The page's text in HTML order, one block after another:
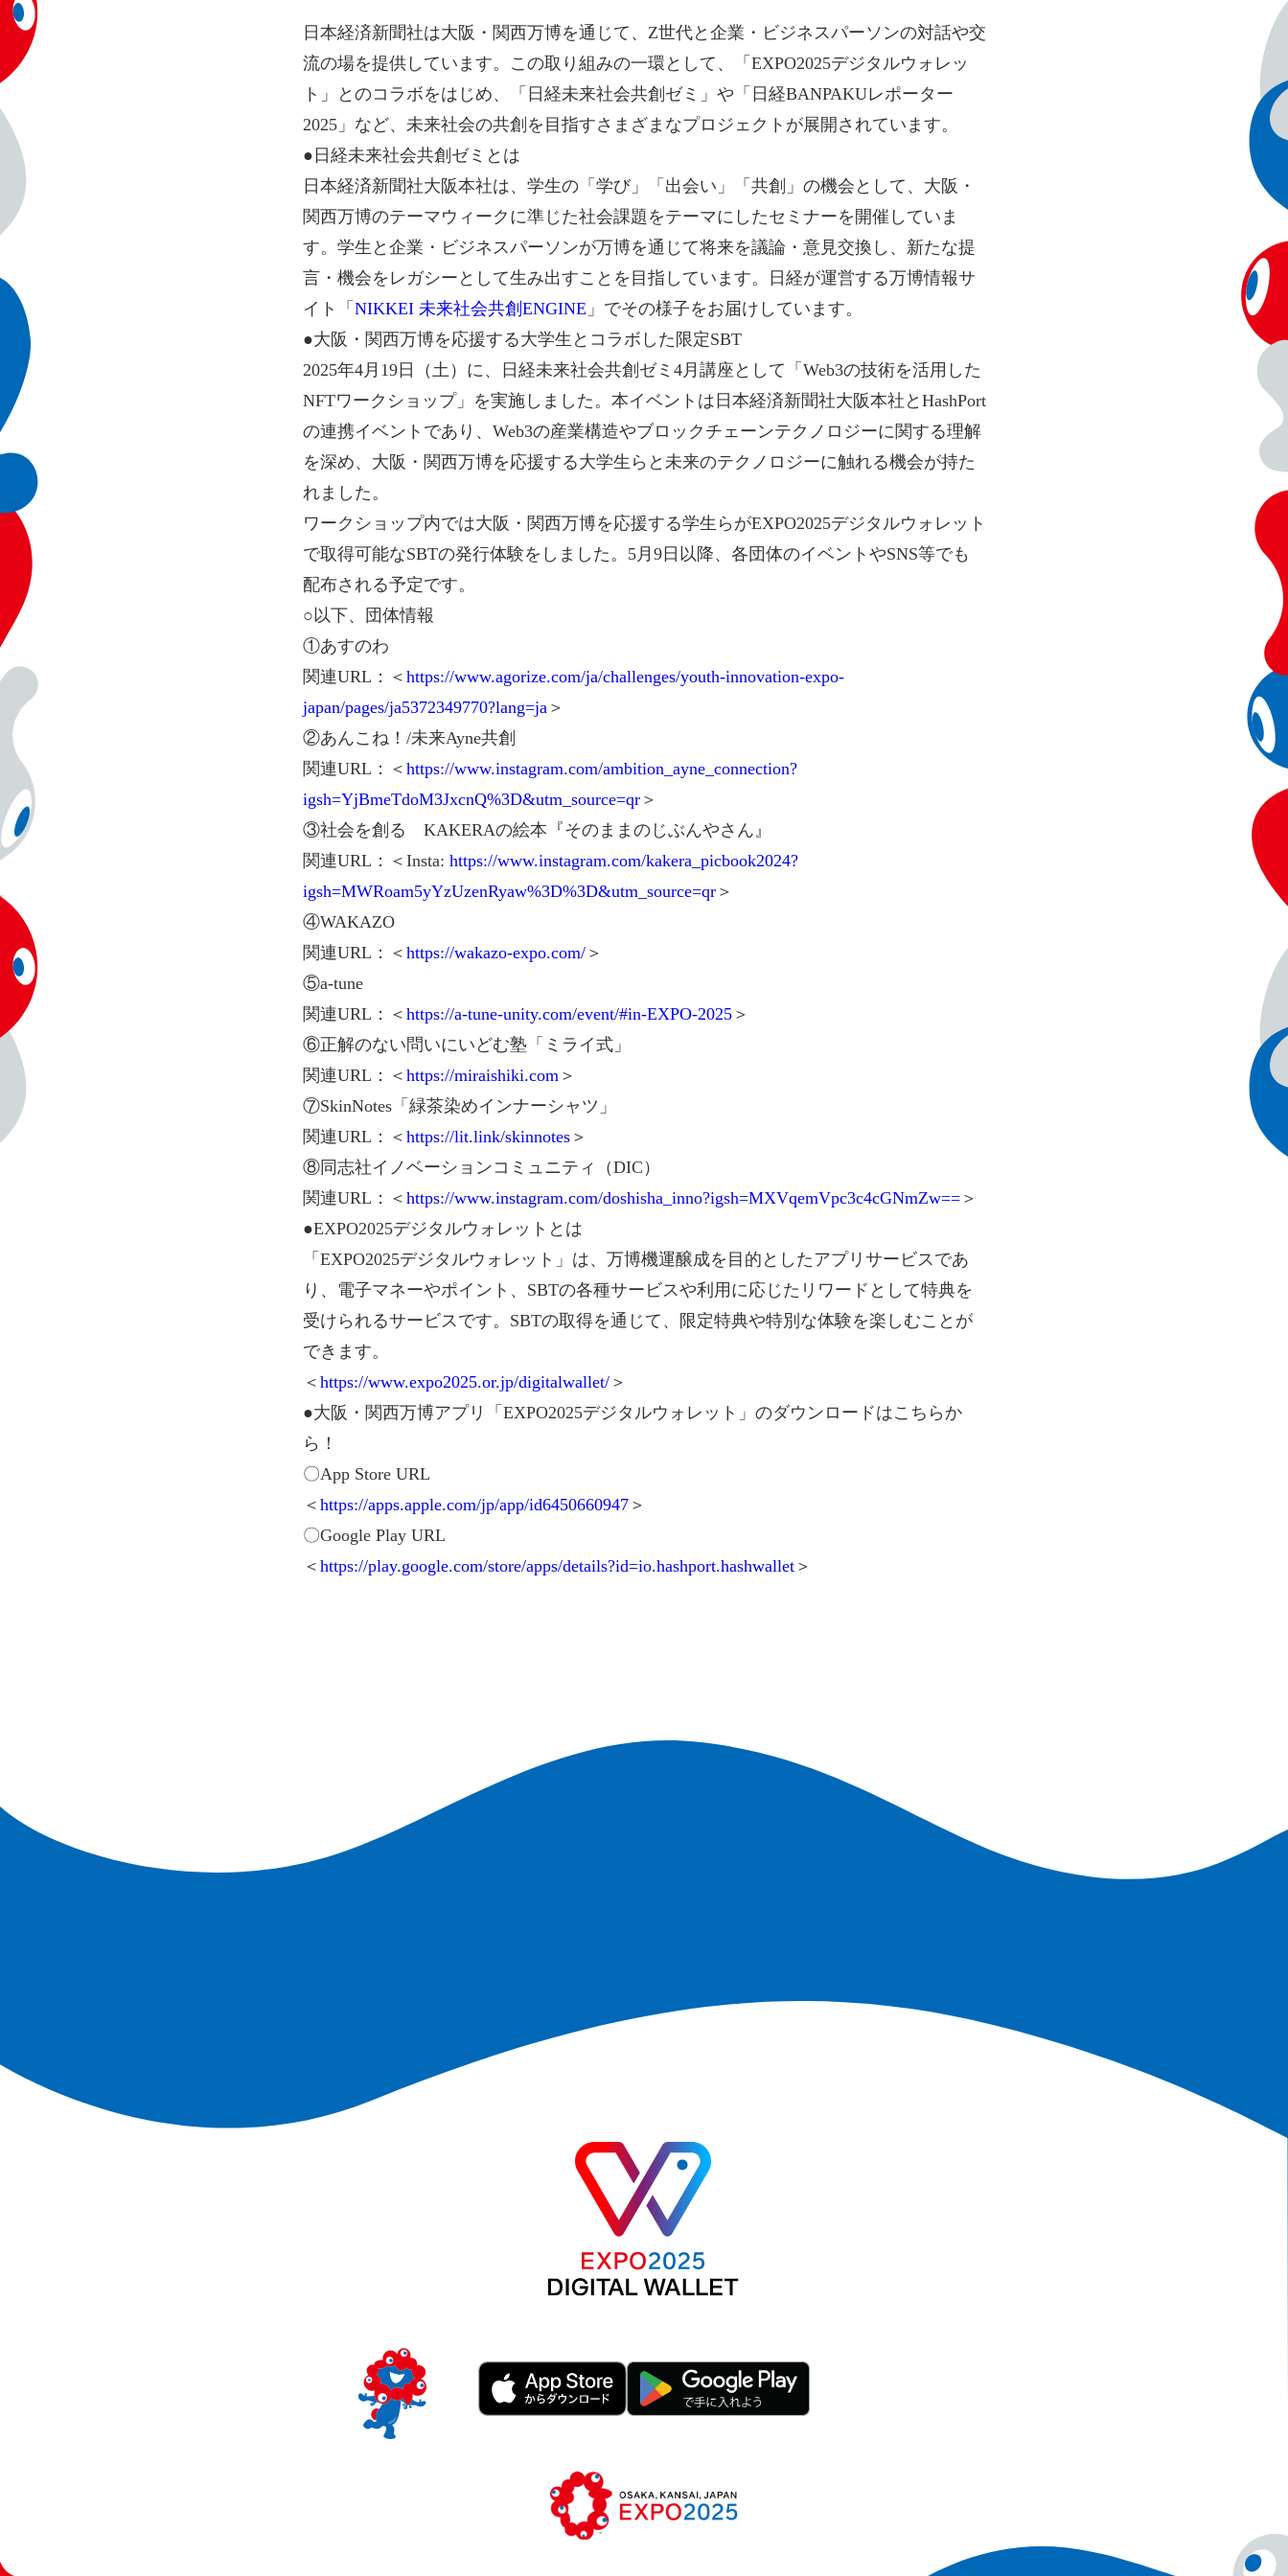
日本経済新聞社は大阪・関西万博を通じて、Z世代と企業・ビジネスパーソンの対話や交
流の場を提供しています。​この取り組みの一環として、「EXPO2025デジタルウォレッ
ト」とのコラボをはじめ、「日経未来社会共創ゼミ」や「日経BANPAKUレポーター
2025」など、未来社会の共創を目指すさまざまなプロジェクトが展開されています。​
●日経未来社会共創ゼミとは
日本経済新聞社大阪本社は、学生の「学び」「出会い」「共創」の機会として、大阪・
関西万博のテーマウィークに準じた社会課題をテーマにしたセミナーを開催していま
す。学生と企業・ビジネスパーソンが万博を通じて将来を議論・意見交換し、新たな提
言・機会をレガシーとして生み出すことを目指しています。日経が運営する万博情報サ
イト「 NIKKEI 未来社会共創ENGINE 」でその様子をお届けしています。
●大阪・関西万博を応援する大学生とコラボした限定SBT
2025年4月19日（土）に、日経未来社会共創ゼミ4月講座として「Web3の技術を活用した
NFTワークショップ」を実施しました。本イベントは日本経済新聞社大阪本社とHashPort
の連携イベントであり、Web3の産業構造やブロックチェーンテクノロジーに関する理解
を深め、大阪・関西万博を応援する大学生らと未来のテクノロジーに触れる機会が持た
れました。
ワークショップ内では大阪・関西万博を応援する学生らがEXPO2025デジタルウォレット
で取得可能なSBTの発行体験をしました。5月9日以降、各団体のイベントやSNS等でも
配布される予定です。
○以下、団体情報
①あすのわ
関連URL：＜ https://www.agorize.com/ja/challenges/youth-innovation-expo-
japan/pages/ja5372349770?lang=ja＞
②あんこね！/未来Ayne共創
関連URL：＜ https://www.instagram.com/ambition_ayne_connection?
igsh=YjBmeTdoM3JxcnQ%3D&utm_source=qr＞
③社会を創る　KAKERAの絵本『そのままのじぶんやさん』
関連URL：＜Insta: https://www.instagram.com/kakera_picbook2024?
igsh=MWRoam5yYzUzenRyaw%3D%3D&utm_source=qr＞
④WAKAZO
関連URL：＜ https://wakazo-expo.com/＞
⑤a-tune
関連URL：＜ https://a-tune-unity.com/event/#in-EXPO-2025＞
⑥正解のない問いにいどむ塾「ミライ式」
関連URL：＜ https://miraishiki.com＞
⑦SkinNotes「緑茶染めインナーシャツ」
関連URL：＜ https://lit.link/skinnotes＞
⑧同志社イノベーションコミュニティ（DIC）
関連URL：＜ https://www.instagram.com/doshisha_inno?igsh=MXVqemVpc3c4cGNmZw==＞
●EXPO2025デジタルウォレットとは
「EXPO2025デジタルウォレット」は、万博機運醸成を目的としたアプリサービスであ
り、電子マネーやポイント、SBTの各種サービスや利用に応じたリワードとして特典を
受けられるサービスです。SBTの取得を通じて、限定特典や特別な体験を楽しむことが
できます。
＜ https://www.expo2025.or.jp/digitalwallet/＞
●大阪・関西万博アプリ「EXPO2025デジタルウォレット」のダウンロードはこちらか
ら！
〇App Store URL
＜ https://apps.apple.com/jp/app/id6450660947＞
〇Google Play URL
＜ https://play.google.com/store/apps/details?id=io.hashport.hashwallet＞